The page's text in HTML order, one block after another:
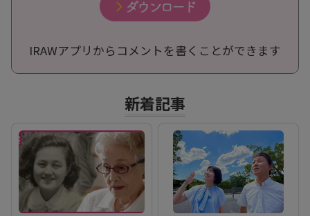
IRAWアプリからコメントを書くことができます
新着記事